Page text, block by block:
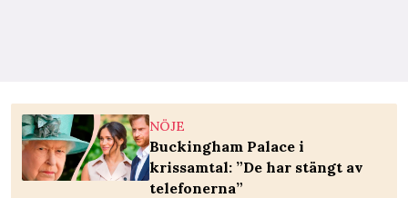
NÖJE
Buckingham Palace i
krissamtal: ”De har stängt av
telefonerna”